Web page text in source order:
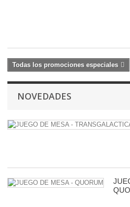
Todas los promociones especiales
NOVEDADES